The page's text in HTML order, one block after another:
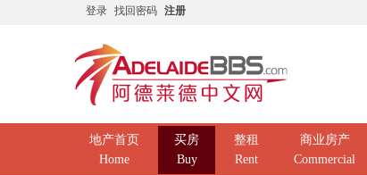
登录 找回密码 注册
地产首页
Home
买房
Buy
整租
Rent
商业房产
Commercial